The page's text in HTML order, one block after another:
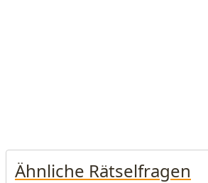
Ähnliche Rätselfragen